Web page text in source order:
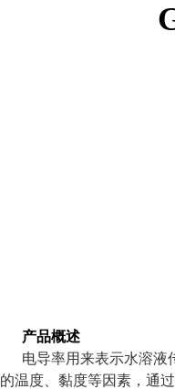
产品概述
电导率用来表示水溶液
的温度、黏度等因素，通